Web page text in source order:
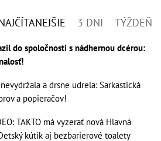
3 DNI TÝŽDEŇ
do spoločnosti s nádhernou dcérou:
a drsne udrela: Sarkastická
a popieračov!
TAKTO má vyzerať nová Hlavná
kútik aj bezbarierové toalety